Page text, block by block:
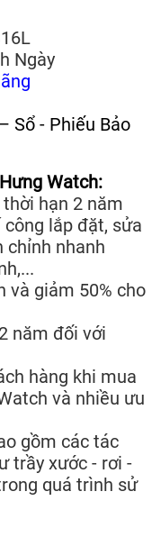
Ngày
Sổ - Phiếu Bảo
Watch:
hạn 2 năm
lắp đặt, sửa
chỉnh nhanh
và giảm 50% cho
năm đối với
hàng khi mua
và nhiều ưu
gồm các tác
trầy xước - rơi -
quá trình sử